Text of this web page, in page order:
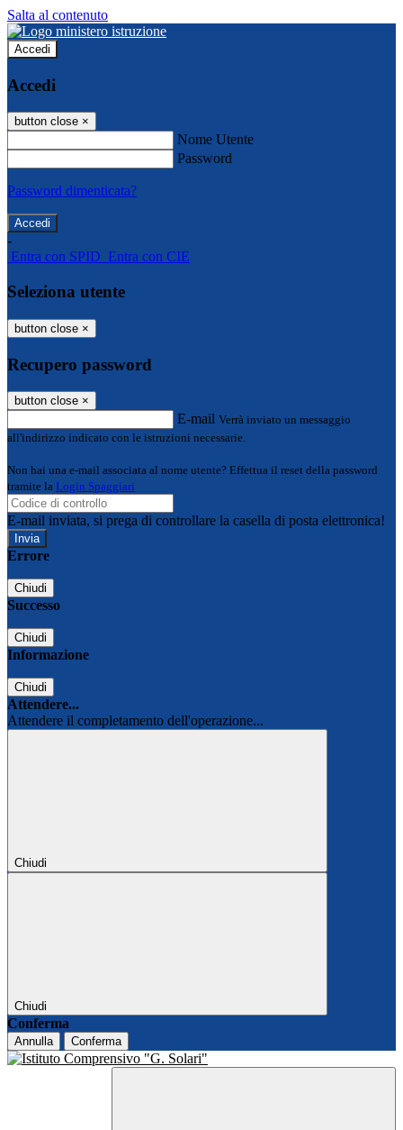
Salta al contenuto
Accedi
Accedi
button close ×
Nome Utente
Password
Password dimenticata?
-
Entra con SPID Entra con CIE
Seleziona utente
button close ×
Recupero password
button close ×
E-mail Verrà inviato un messaggio
all'indirizzo indicato con le istruzioni necessarie.
Non hai una e-mail associata al nome utente? Effettua il reset della password
tramite la Login Spaggiari
E-mail inviata, si prega di controllare la casella di posta elettronica!
Errore
Chiudi
Successo
Chiudi
Informazione
Chiudi
Attendere...
Attendere il completamento dell'operazione...
Chiudi
Chiudi
Conferma
Annulla Conferma